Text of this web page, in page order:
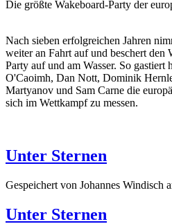
Die größte Wakeboard-Party der
Nach sieben erfolgreichen Jahren
weiter an Fahrt auf und beschert den
Party auf und am Wasser. So
O'Caoimh, Dan Nott, Dominik
Martyanov und Sam Carne die
sich im Wettkampf zu messen.
Unter Sternen
Gespeichert von Johannes Windisch
Unter Sternen